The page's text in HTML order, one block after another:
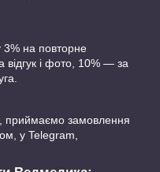
3% на повторне
і фото, 10% — за
приймаємо замовлення
у Telegram,